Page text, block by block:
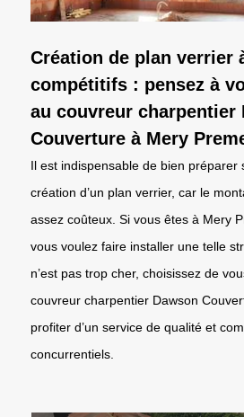
Création de plan verrier
compétitifs : pensez à
au couvreur charpentier
Couverture à Mery
Il est indispensable de bien préparer
création d’un plan verrier, car le
assez coûteux. Si vous êtes à Mery
vous voulez faire installer une telle
n’est pas trop cher, choisissez de
couvreur charpentier Dawson
profiter d’un service de qualité et
concurrentiels.